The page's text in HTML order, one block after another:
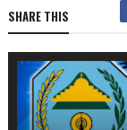
SHARE THIS